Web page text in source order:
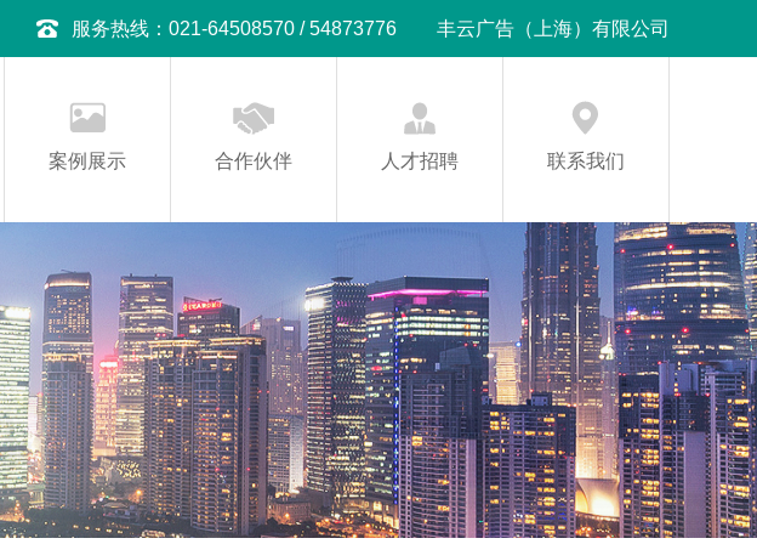
服务热线：021-64508570 / 54873776 丰云广告（上海）有限公司
案例展示 合作伙伴 人才招聘 联系我们